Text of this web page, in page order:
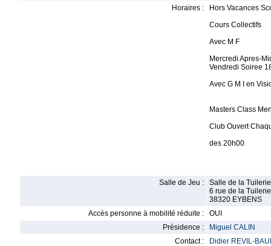
Horaires :
Hors Vacances
Cours Collectifs
Avec M F
Mercredi Apres-
Vendredi Soiree
Avec G M I en
Masters Class
Club Ouvert
des 20h00
Salle de Jeu :
Salle de la Tuilerie
6 rue de la Tuilerie
38320 EYBENS
Accès personne à mobilité réduite :
OUI
Présidence :
Miguel CALIN
Contact :
Didier REVIL-